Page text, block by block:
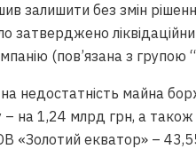
залишити без змін
затверджено
(пов’язана з групою
недостатність майна
– на 1,24 млрд грн, а також
«Золотий екватор» –